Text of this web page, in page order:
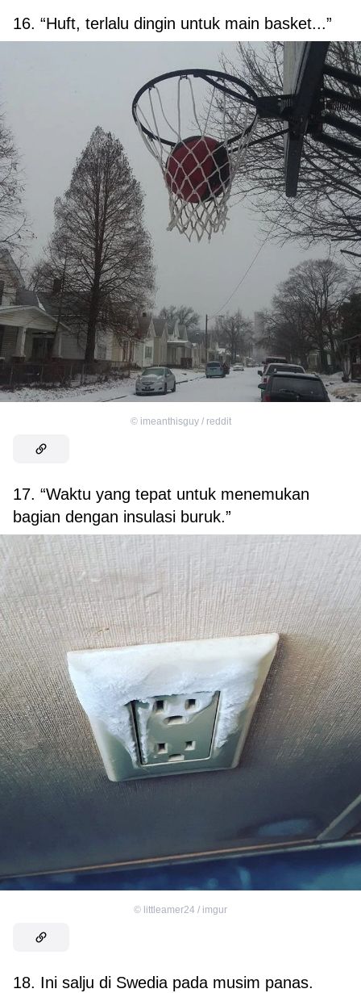
16. “Huft, terlalu dingin untuk main basket...”
© imeanthisguy / reddit
17. “Waktu yang tepat untuk menemukan
bagian dengan insulasi buruk.”
© littleamer24 / imgur
18. Ini salju di Swedia pada musim panas.